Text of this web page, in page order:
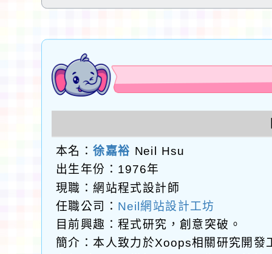
本名：徐嘉裕 Neil Hsu
出生年份：1976年
現職：網站程式設計師
任職公司： Neil網站設計工坊
目前興趣：程式研究，創意突破。
簡介：本人致力於Xoops相關研究開